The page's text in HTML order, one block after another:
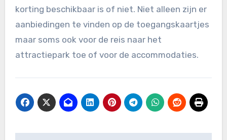
korting beschikbaar is of niet. Niet alleen zijn er
aanbiedingen te vinden op de toegangskaartjes
maar soms ook voor de reis naar het
attractiepark toe of voor de accommodaties.